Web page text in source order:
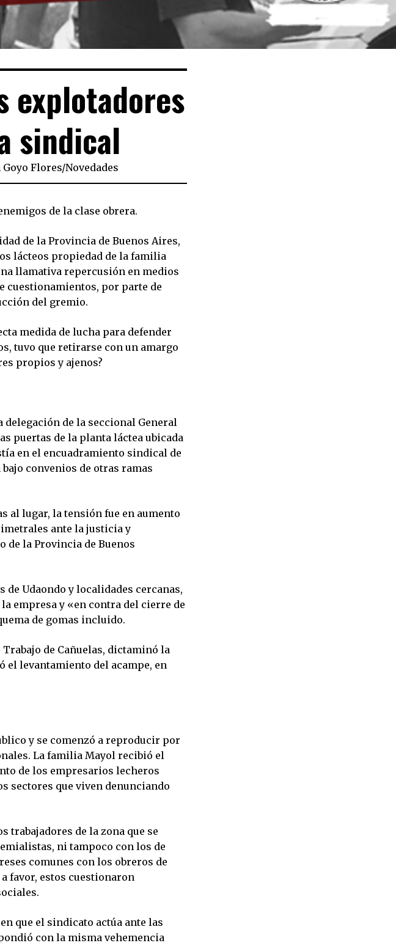
explotadores
sindical
Goyo Flores/Novedades
de la clase obrera.
de la Provincia de Buenos Aires,
lácteos propiedad de la familia
llamativa repercusión en medios
cuestionamientos, por parte de
del gremio.
medida de lucha para defender
tuvo que retirarse con un amargo
propios y ajenos?
delegación de la seccional General
puertas de la planta láctea ubicada
en el encuadramiento sindical de
convenios de otras ramas
al lugar, la tensión fue en aumento
ante la justicia y
de la Provincia de Buenos
Udaondo y localidades cercanas,
empresa y «en contra del cierre de
de gomas incluido.
de Cañuelas, dictaminó la
levantamiento del acampe, en
y se comenzó a reproducir por
La familia Mayol recibió el
de los empresarios lecheros
sectores que viven denunciando
trabajadores de la zona que se
ni tampoco con los de
comunes con los obreros de
favor, estos cuestionaron
que el sindicato actúa ante las
con la misma vehemencia